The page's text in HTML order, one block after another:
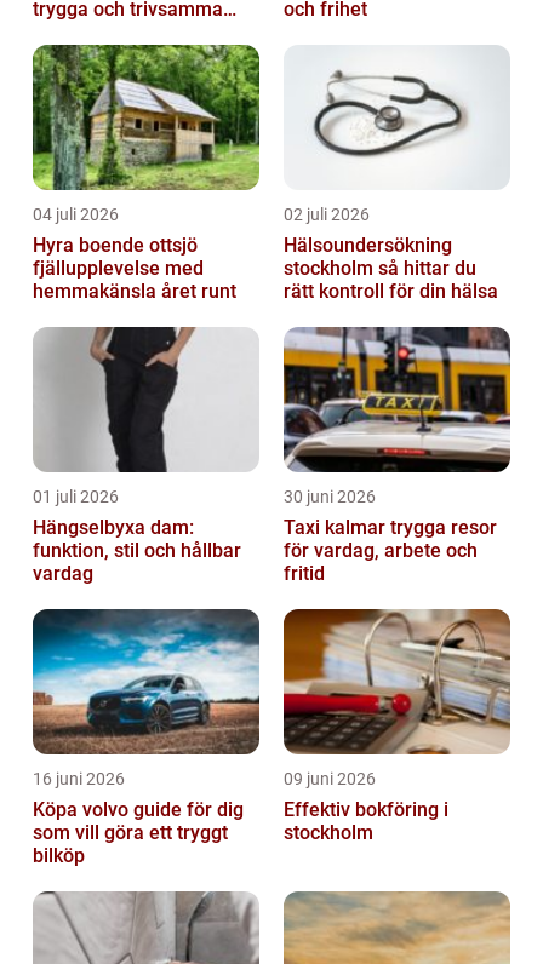
trygga och trivsamma
och frihet
04 juli 2026
Hyra boende ottsjö
fjällupplevelse med
hemmakänsla året runt
02 juli 2026
Hälsoundersökning
stockholm så hittar du
rätt kontroll för din hälsa
01 juli 2026
Hängselbyxa dam:
funktion, stil och hållbar
vardag
30 juni 2026
Taxi kalmar trygga resor
för vardag, arbete och
fritid
16 juni 2026
Köpa volvo guide för dig
som vill göra ett tryggt
bilköp
09 juni 2026
Effektiv bokföring i
stockholm